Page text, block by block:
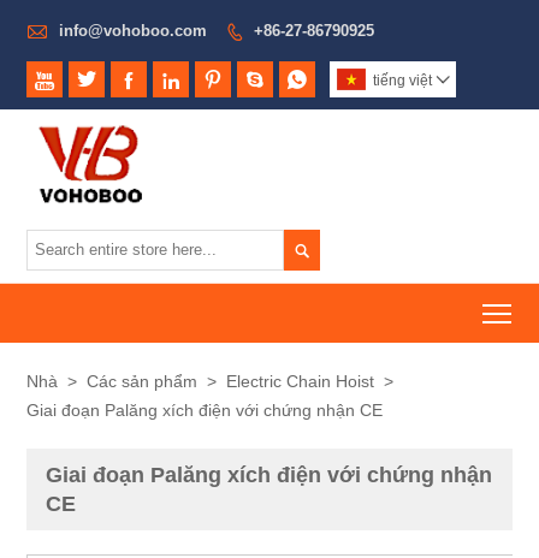
 info@vohoboo.com  +86-27-86790925
       tiếng việt 

Nhà > Các sản phẩm > Electric Chain Hoist >
Giai đoạn Palăng xích điện với chứng nhận CE
Giai đoạn Palăng xích điện với chứng nhận
CE